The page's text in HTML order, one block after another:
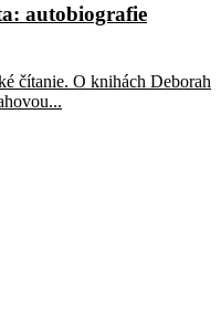
autobiografie
čítanie. O knihách Deborah